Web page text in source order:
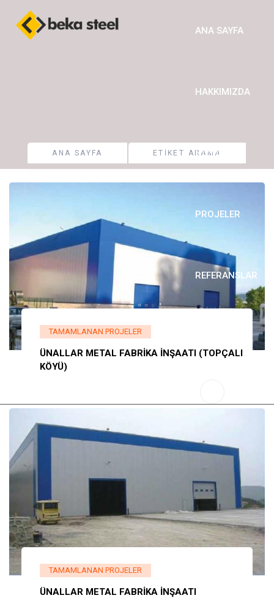
ANA SAYFA
HAKKIMIZDA
HIZMETLER
PROJELER
REFERANSLAR
ANA SAYFA ETIKET ARAMA
TAMAMLANAN PROJELER
ÜNALLAR METAL FABRİKA İNŞAATI (TOPÇALI
KÖYÜ)
TAMAMLANAN PROJELER
ÜNALLAR METAL FABRİKA İNŞAATI